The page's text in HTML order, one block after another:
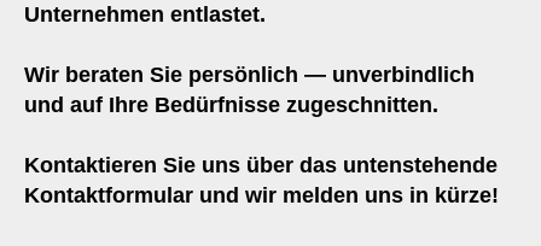
Unternehmen entlastet.
Wir beraten Sie persönlich — unverbindlich
und auf Ihre Bedürfnisse zugeschnitten.
Kontaktieren Sie uns über das untenstehende
Kontaktformular und wir melden uns in kürze!